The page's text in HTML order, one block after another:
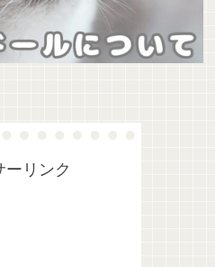
ーリンク